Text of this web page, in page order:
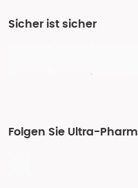
Sicher ist sicher
Folgen Sie Ultra-Pharm